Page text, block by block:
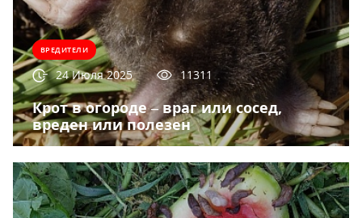
ВРЕДИТЕЛИ
24 Июля 2025 11311
Крот в огороде – враг или сосед,
вреден или полезен